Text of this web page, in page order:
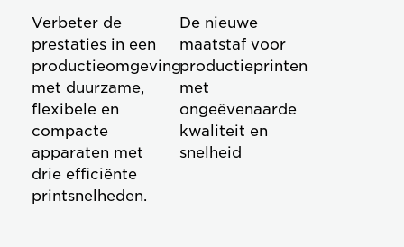
Verbeter de
prestaties in een
productieomgeving
met duurzame,
flexibele en
compacte
apparaten met
drie efficiënte
printsnelheden.
De nieuwe
maatstaf voor
productieprinten
met
ongeëvenaarde
kwaliteit en
snelheid